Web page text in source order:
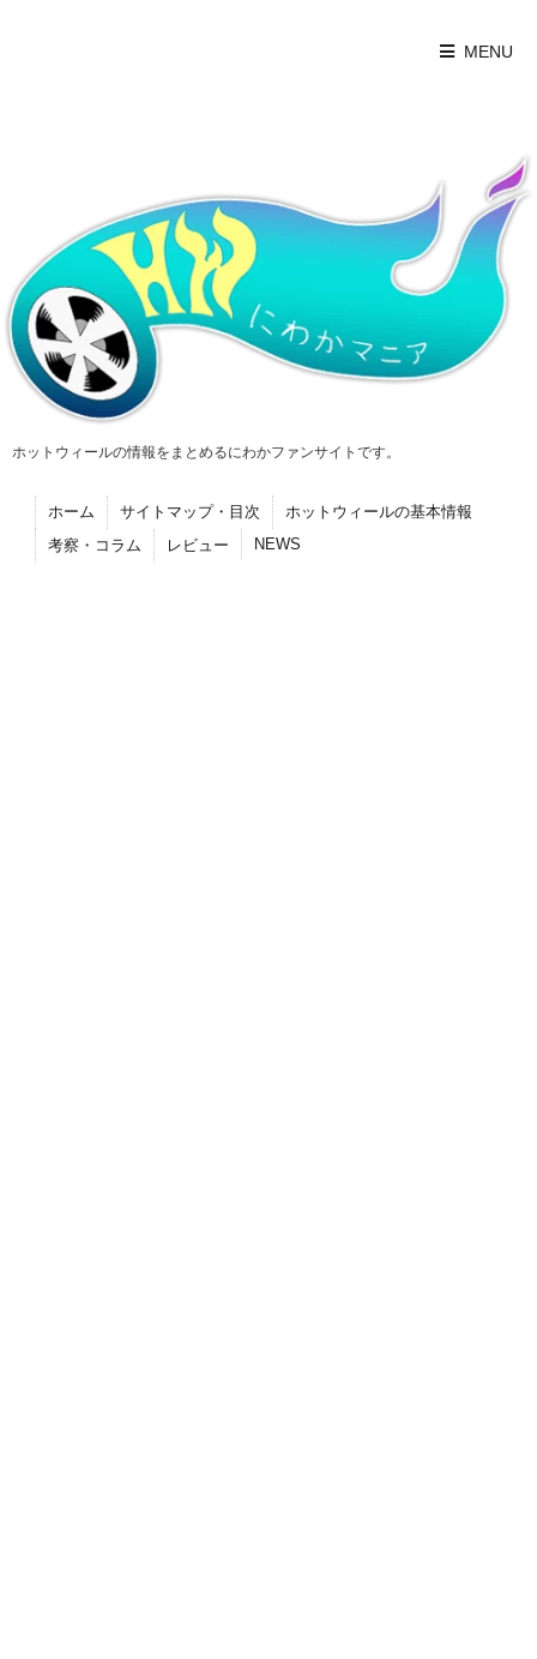
MENU
ホットウィールの情報をまとめるにわかファンサイトです。
ホーム サイトマップ・目次
ホットウィールの基本情報
考察・コラム
レビュー NEWS